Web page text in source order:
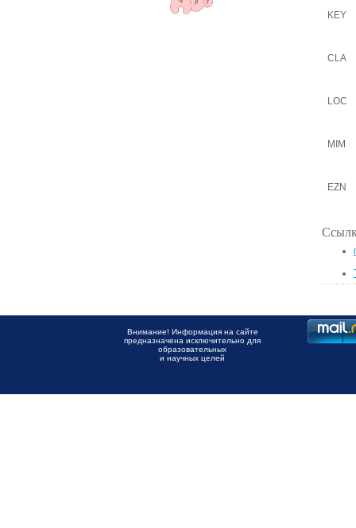
KEY
CLA
LOC
MIM
EZN
Внимание! Информация на сайте
предназначена исключительно для
образовательных
и научных целей